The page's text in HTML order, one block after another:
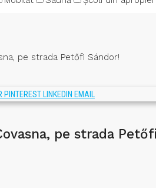
pe strada Petőfi Sándor!
PINTEREST LINKEDIN EMAIL
pe strada